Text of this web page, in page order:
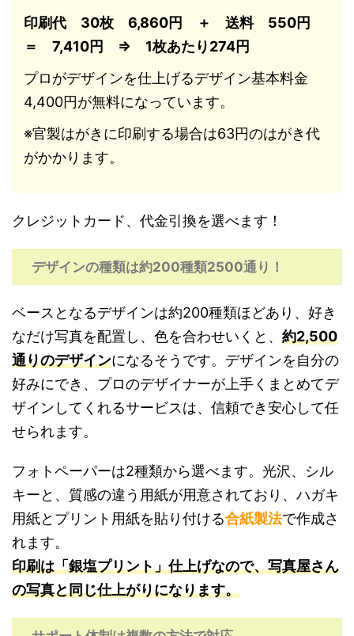
印刷代 30枚 6,860円 ＋ 送料 550円
＝ 7,410円 ⇒ 1枚あたり274円
プロがデザインを仕上げるデザイン基本料金
4,400円が無料になっています。
※官製はがきに印刷する場合は63円のはがき代
がかかります。
クレジットカード、代金引換を選べます！
デザインの種類は約200種類2500通り！
ベースとなるデザインは約200種類ほどあり、好き
なだけ写真を配置し、色を合わせいくと、 約2,500
通りのデザインになるそうです。デザインを自分の
好みにでき、プロのデザイナーが上手くまとめてデ
ザインしてくれるサービスは、信頼でき安心して任
せられます。
フォトペーパーは2種類から選べます。光沢、シル
キーと、質感の違う用紙が用意されており、ハガキ
用紙とプリント用紙を貼り付ける合紙製法で作成さ
れます。
印刷は「銀塩プリント」仕上げなので、写真屋さん
の写真と同じ仕上がりになります。